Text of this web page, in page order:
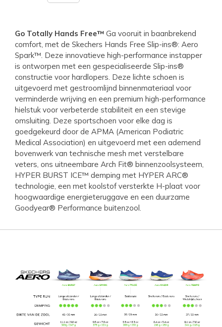
Go Totally Hands Free™ Ga vooruit in baanbrekend
comfort, met de Skechers Hands Free Slip-ins®: Aero
Spark™. Deze innovatieve high-performance instapper
is ontworpen met een gespecialiseerde Slip-ins®
constructie voor hardlopers. Deze lichte schoen is
uitgevoerd met gestroomlijnd binnenmateriaal voor
verminderde wrijving en een premium high-performance
hielstuk voor verbeterde stabiliteit en een stevige
omsluiting. Deze sportschoen voor elke dag is
goedgekeurd door de APMA (American Podiatric
Medical Association) en uitgevoerd met een ademend
bovenwerk van technische mesh met verstelbare
veters, ons uitneembare Arch Fit® binnenzoolsysteem,
HYPER BURST ICE™ demping met HYPER ARC®
technologie, een met koolstof versterkte H-plaat voor
hoogwaardige energieteruggave en een duurzame
Goodyear® Performance buitenzool.